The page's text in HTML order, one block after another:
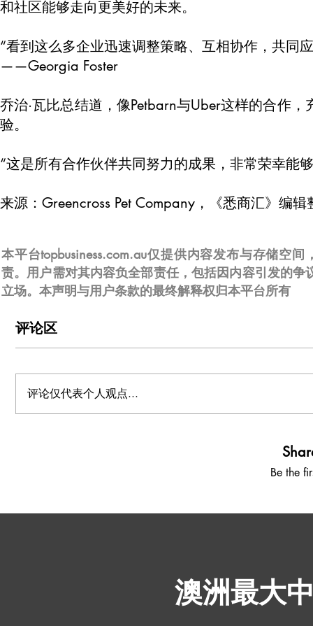
和社区能够走向更美好的未来。
“看到这么多企业迅速调整策略、互相协作，共同
——Georgia Foster
乔治·瓦比总结道，像Petbarn与Uber这样的合作
验。
“这是所有合作伙伴共同努力的成果，非常荣幸能
来源：Greencross Pet Company，《悉商汇》编辑
本平台topbusiness.com.au仅提供内容发布与存储空
责。用户需对其内容负全部责任，包括因内容引发的
立场。本声明与用户条款的最终解释权归本平台所有
评论区
评论仅代表个人观点...
Be the
澳洲最大